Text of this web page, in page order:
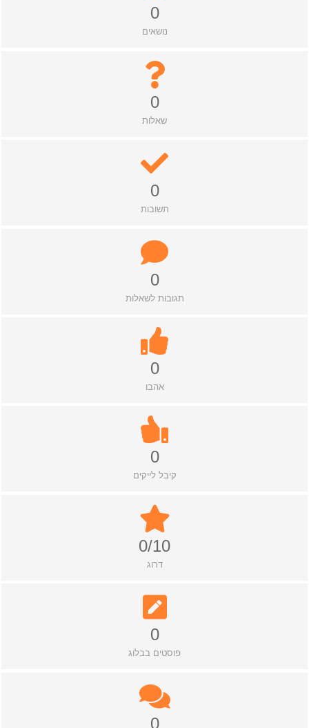
נושאים
שאלות
תשובות
תגובות לשאלות
אהבו
קיבל לייקים
0/10
פוסטים בבלוג